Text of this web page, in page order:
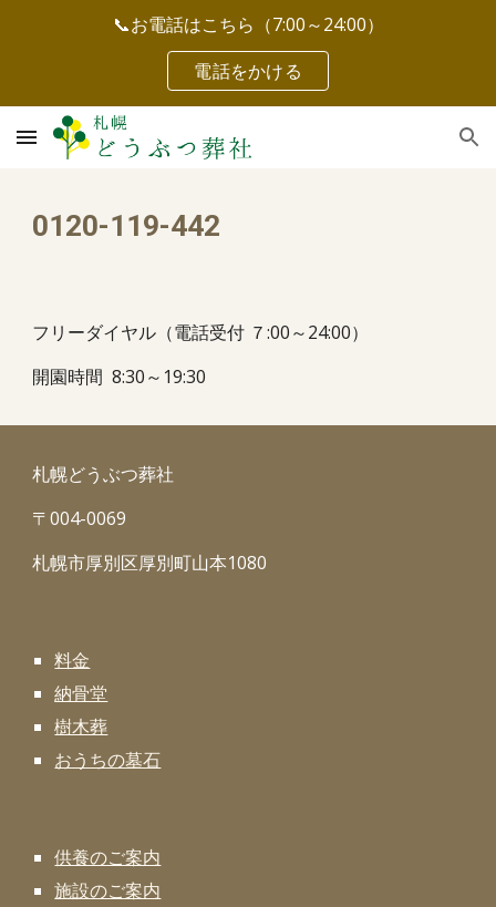
Skip to main content Skip to navigation
📞お電話はこちら（7:00～24:00）
電話をかける
0120-119-442
フリーダイヤル（電話受付 ７:00～24:00）
開園時間 8:30～19:30
札幌どうぶつ葬社
〒004-0069
札幌市厚別区厚別町山本1080
料金
納骨堂
樹木葬
おうちの墓石
供養のご案内
施設のご案内